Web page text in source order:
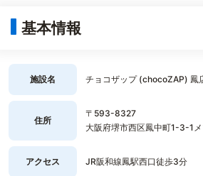
基本情報
施設名 チョコザップ (chocoZAP) 鳳
住所
〒593-8327
大阪府堺市西区鳳中町1-3-1
アクセス JR阪和線鳳駅西口徒歩3分